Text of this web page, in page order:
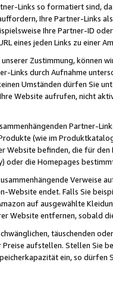
Links so formatiert sind,
Ihre Partner-Links
Ihre Partner-ID
eines jeden Links zu einer
Zustimmung, können
Links durch Aufnahme
Umständen dürfen Sie
Website aufrufen, nicht
Partner-
(wie im
Website befinden, die für
oder die Homepages
Website endet. Falls Sie
auf ausgewählte
Website entfernen, sobald
täuschenden
aufstellen. Stellen Sie
ein, so dürfen